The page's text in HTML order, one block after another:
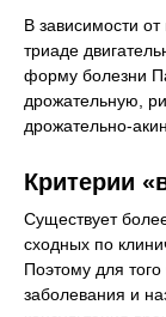
В зависимости
триаде
форму болезни
дрожательную,
дрожательно-
Критерии
Существует
сходных по
Поэтому для
заболевания и